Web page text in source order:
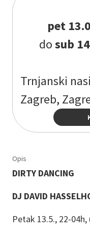
pet
dosub
Trnjanski
Zagreb,
Opis
DIRTY DANCING
DJ DAVID
Petak 13.5., 22-04h,